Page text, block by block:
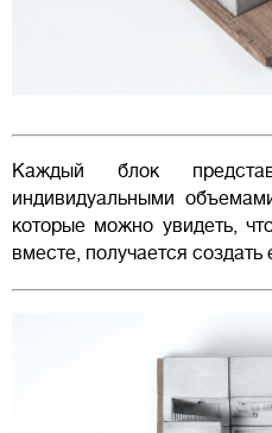
Каждый блок
индивидуальными
которые можно увидеть,
вместе, получается